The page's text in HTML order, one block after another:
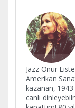
Jazz Onur
Amerikan
kazanan,
canlı